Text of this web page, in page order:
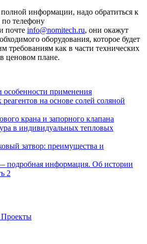
информации, надо обратиться к
телефону
почте info@nomitech.ru, они окажут
оборудования, которое будет
требованиям как в части технических
ценовом плане.
применения
на основе солей соляной
крана и запорного клапана
в индивидуальных тепловых
затвор: преимущества и
подробная информация. Об истории
2
Проекты